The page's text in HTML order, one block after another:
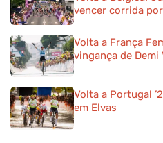
vencer corrida
Volta a França
vingança de Demi
Volta a Portugal
em Elvas